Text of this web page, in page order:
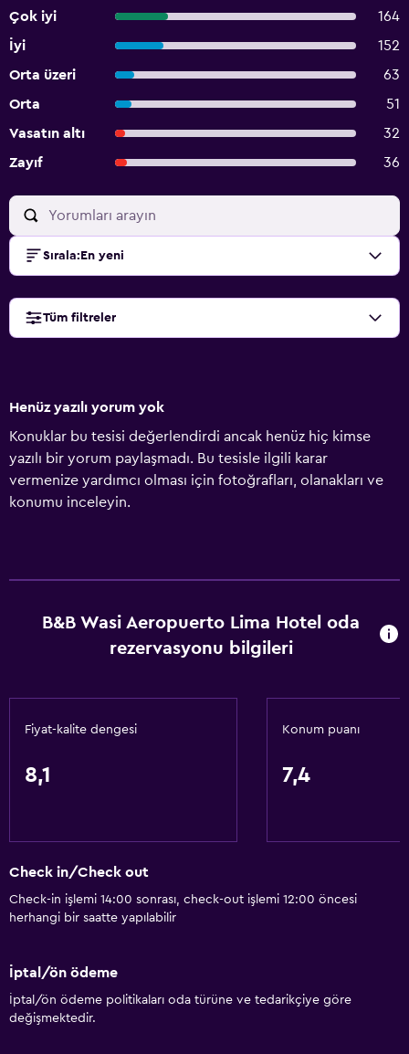
Çok iyi
164
İyi
152
Orta üzeri
63
Orta
51
Vasatın altı
32
Zayıf
36
Sırala: En yeni
Tüm filtreler
Henüz yazılı yorum yok
Konuklar bu tesisi değerlendirdi ancak henüz hiç kimse
yazılı bir yorum paylaşmadı. Bu tesisle ilgili karar
vermenize yardımcı olması için fotoğrafları, olanakları ve
konumu inceleyin.
B&B Wasi Aeropuerto Lima Hotel oda
rezervasyonu bilgileri
Fiyat-kalite dengesi
8,1
Konum puanı
7,4
Check in/Check out
Check-in işlemi 14:00 sonrası, check-out işlemi 12:00 öncesi
herhangi bir saatte yapılabilir
İptal/ön ödeme
İptal/ön ödeme politikaları oda türüne ve tedarikçiye göre
değişmektedir.